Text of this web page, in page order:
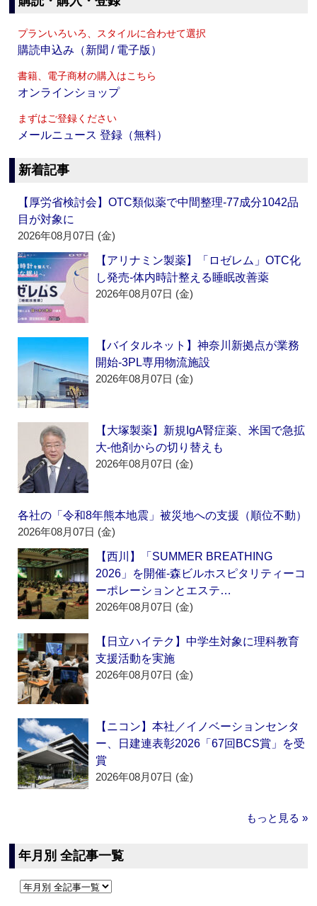
プランいろいろ、スタイルに合わせて選択
購読申込み（新聞 / 電子版）
書籍、電子商材の購入はこちら
オンラインショップ
まずはご登録ください
メールニュース 登録（無料）
新着記事
【厚労省検討会】OTC類似薬で中間整理‐77成分1042品
目が対象に
2026年08月07日 (金)
【アリナミン製薬】「ロゼレム」OTC化
し発売‐体内時計整える睡眠改善薬
2026年08月07日 (金)
【バイタルネット】神奈川新拠点が業務
開始‐3PL専用物流施設
2026年08月07日 (金)
【大塚製薬】新規IgA腎症薬、米国で急拡
大‐他剤からの切り替えも
2026年08月07日 (金)
各社の「令和8年熊本地震」被災地への支援（順位不動）
2026年08月07日 (金)
【西川】「SUMMER BREATHING
2026」を開催‐森ビルホスピタリティーコ
ーポレーションとエステ…
2026年08月07日 (金)
【日立ハイテク】中学生対象に理科教育
支援活動を実施
2026年08月07日 (金)
【ニコン】本社／イノベーションセンタ
ー、日建連表彰2026「67回BCS賞」を受
賞
2026年08月07日 (金)
もっと見る »
年月別 全記事一覧